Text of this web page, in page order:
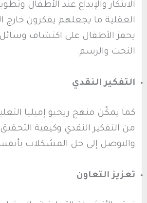
الابتكار والإبداع عند الأطفال
العقلية ما يجعلهم يفكرون خارج
يحفز الأطفال على اكتشاف
النحت والرسم.
التفكير النقدي
كما يمكّن منهج ريجيو إميليا
من التفكير النقدي وكيفية
والتوصل إلى حل المشكلات
تعزيز التعاون